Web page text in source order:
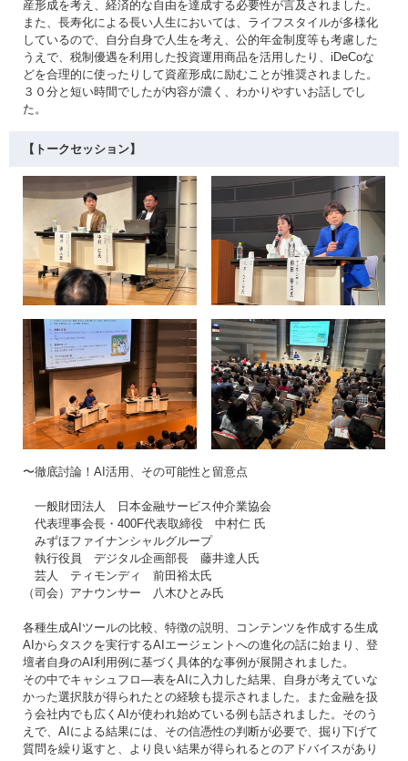
産形成を考え、経済的な自由を達成する必要性が言及されました。
また、長寿化による長い人生においては、ライフスタイルが多様化
しているので、自分自身で人生を考え、公的年金制度等も考慮した
うえで、税制優遇を利用した投資運用商品を活用したり、iDeCoな
どを合理的に使ったりして資産形成に励むことが推奨されました。
３０分と短い時間でしたが内容が濃く、わかりやすいお話しでし
た。
【トークセッション】
〜徹底討論！AI活用、その可能性と留意点
一般財団法人 日本金融サービス仲介業協会
代表理事会長・400F代表取締役 中村仁 氏
みずほファイナンシャルグループ
執行役員 デジタル企画部長 藤井達人氏
芸人 ティモンディ 前田裕太氏
（司会）アナウンサー 八木ひとみ氏
各種生成AIツールの比較、特徴の説明、コンテンツを作成する生成
AIからタスクを実行するAIエージェントへの進化の話に始まり、登
壇者自身のAI利用例に基づく具体的な事例が展開されました。
その中でキャシュフロ—表をAIに入力した結果、自身が考えていな
かった選択肢が得られたとの経験も提示されました。また金融を扱
う会社内でも広くAIが使われ始めている例も話されました。そのう
えで、AIによる結果には、その信憑性の判断が必要で、掘り下げて
質問を繰り返すと、より良い結果が得られるとのアドバイスがあり